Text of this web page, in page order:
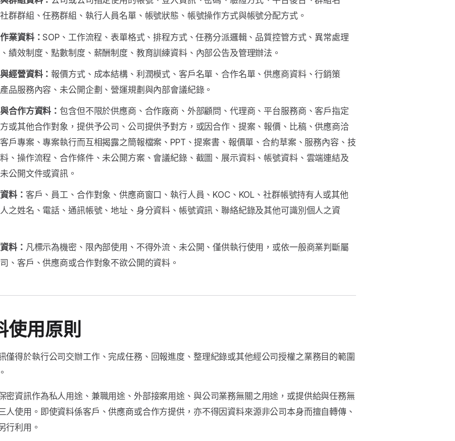
群群組、任務群組、執行人員名單、帳號狀態、帳號操作方式與帳號分配方式。
業資料：SOP、工作流程、表單格式、排程方式、任務分派邏輯、品質控管方式、異常處理
績效制度、點數制度、薪酬制度、教育訓練資料、內部公告及管理辦法。
經營資料：報價方式、成本結構、利潤模式、客戶名單、合作名單、供應商資料、行銷策
品服務內容、未公開企劃、營運規劃與內部會議紀錄。
合作方資料：包含但不限於供應商、合作廠商、外部顧問、代理商、平台服務商、客戶指定
或其他合作對象，提供予公司、公司提供予對方，或因合作、提案、報價、比稿、供應商洽
戶專案、專案執行而互相揭露之簡報檔案、PPT、提案書、報價單、合約草案、服務內容、技
、操作流程、合作條件、未公開方案、會議紀錄、截圖、展示資料、帳號資料、雲端連結及
公開文件或資訊。
料： 客戶、員工、合作對象、供應商窗口、執行人員、KOC、KOL、社群帳號持有人或其他
之姓名、電話、通訊帳號、地址、身分資料、帳號資訊、聯絡紀錄及其他可識別個人之資
料： 凡標示為機密、限內部使用、不得外流、未公開、僅供執行使用，或依一般商業判斷屬
、客戶、供應商或合作對象不欲公開的資料。
使用原則
僅得於執行公司交辦工作、完成任務、回報進度、整理紀錄或其他經公司授權之業務目的範圍
密資訊作為私人用途、兼職用途、外部接案用途、與公司業務無關之用途，或提供給與任務無
人使用。即使資料係客戶、供應商或合作方提供，亦不得因資料來源非公司本身而擅自轉傳、
行利用。